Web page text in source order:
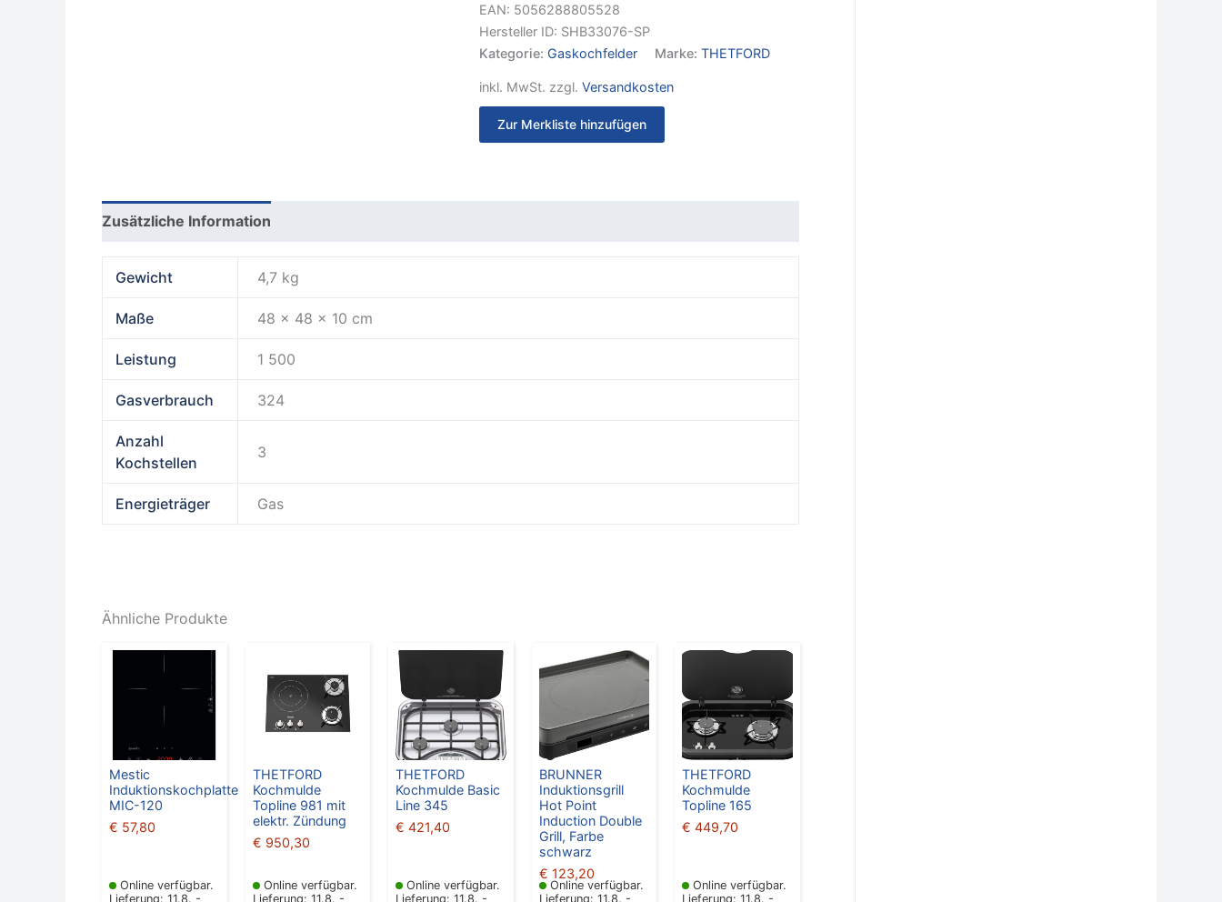
EAN: 5056288805528
Hersteller ID: SHB33076-SP
Kategorie: Gaskochfelder Marke: THETFORD
inkl. MwSt. zzgl. Versandkosten
Zur Merkliste hinzufügen
Zusätzliche Information
Gewicht 4,7 kg
Maße 48 × 48 × 10 cm
Leistung 1 500
Gasverbrauch 324
Anzahl
Kochstellen
3
Energieträger Gas
Ähnliche Produkte
Mestic
Induktionskochplatte
MIC-120
€ 57,80
Online verfügbar.
Lieferung: 11.8. -
THETFORD
Kochmulde
Topline 981 mit
elektr. Zündung
€ 950,30
Online verfügbar.
Lieferung: 11.8. -
THETFORD
Kochmulde Basic
Line 345
€ 421,40
Online verfügbar.
Lieferung: 11.8. -
BRUNNER
Induktionsgrill
Hot Point
Induction Double
Grill, Farbe
schwarz
€ 123,20
Online verfügbar.
Lieferung: 11.8. -
THETFORD
Kochmulde
Topline 165
€ 449,70
Online verfügbar.
Lieferung: 11.8. -